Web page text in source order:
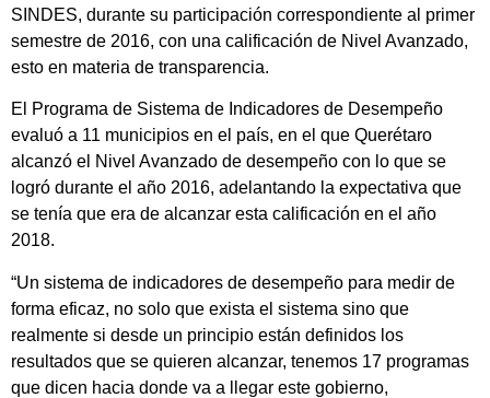
SINDES, durante su participación correspondiente al primer
semestre de 2016, con una calificación de Nivel Avanzado,
esto en materia de transparencia.
El Programa de Sistema de Indicadores de Desempeño
evaluó a 11 municipios en el país, en el que Querétaro
alcanzó el Nivel Avanzado de desempeño con lo que se
logró durante el año 2016, adelantando la expectativa que
se tenía que era de alcanzar esta calificación en el año
2018.
“Un sistema de indicadores de desempeño para medir de
forma eficaz, no solo que exista el sistema sino que
realmente si desde un principio están definidos los
resultados que se quieren alcanzar, tenemos 17 programas
que dicen hacia donde va a llegar este gobierno,